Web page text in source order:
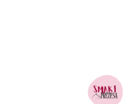
NAZWA
PRODUCENTA:
SMAKI
PREZESA